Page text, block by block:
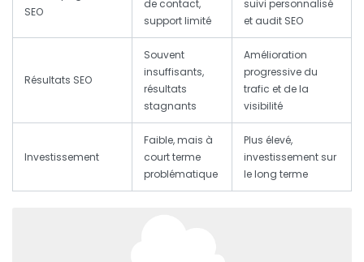
SEO
de contact,
support limité
suivi personnalisé
et audit SEO
Résultats SEO
Souvent
insuffisants,
résultats
stagnants
Amélioration
progressive du
trafic et de la
visibilité
Investissement
Faible, mais à
court terme
problématique
Plus élevé,
investissement sur
le long terme